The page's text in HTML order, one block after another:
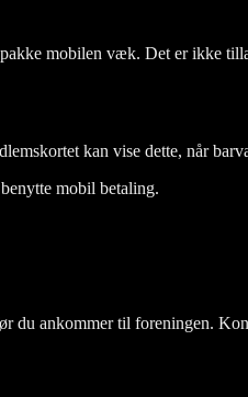
mobilen væk. Det er ikke
kan vise dette, når
mobil betaling.
du ankommer til foreningen.